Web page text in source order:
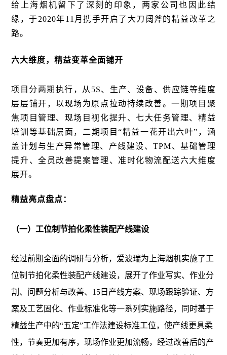
给上海烟机留下了深刻的印象，两家公司也因此结
缘，于2020年11月携手开启了大刀阔斧的精益改革之
路。
六大维度，精益变革全面铺开
项目分两期执行，从5S、生产、设备、供应链等维度
层层铺开，以现场为原点拉动持续改善。一期项目聚
焦项目管理、现场目视化提升、七大任务管理、精益
培训等基础层面，二期项目“精益一花开出六叶”，涵
盖计划与生产异常管理、产线建设、TPM、基础管理
提升、全员改善提案管理、准时化物流配送六大维度
展开。
精益亮点盘点：
（一）工位制节拍化柔性装配产线建设
经过前期全面的调研与分析，爱波瑞为上海烟机实施了工
位制节拍化柔性装配产线建设，展开了作业写实、作业分
割、问题分析与改善、15日产线方案、现场跟踪验证、方
案及工艺固化、作业标准化等一系列实施路径，同时基于
精益生产中的“五定”工作法建设标准工位，使产线更具柔
性，节奏更加有序，现场作业更加流畅，经过改善后的产